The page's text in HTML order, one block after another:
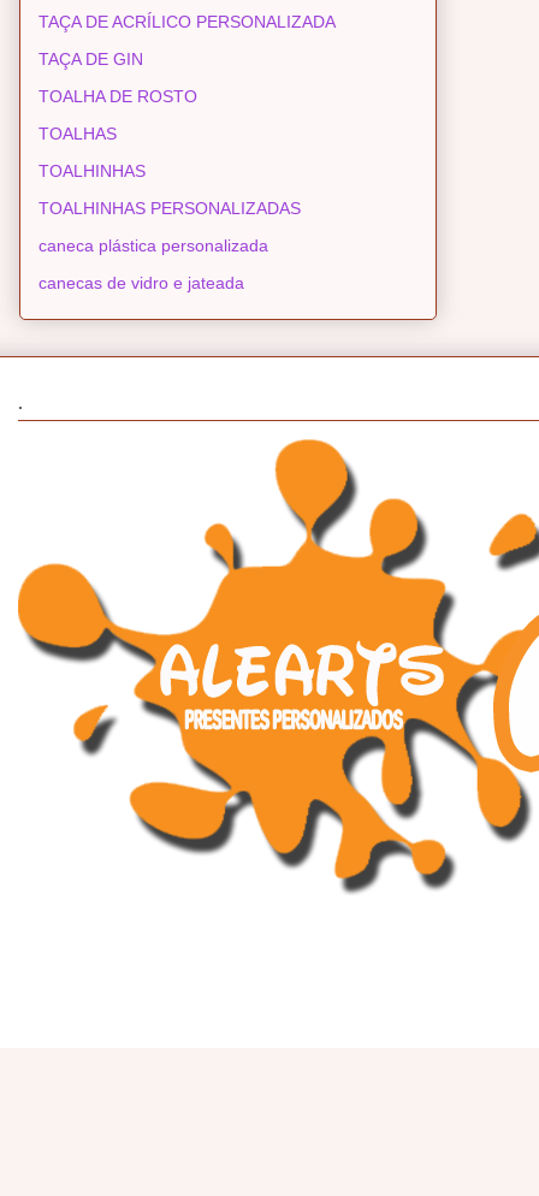
TAÇA DE ACRÍLICO PERSONALIZADA
TAÇA DE GIN
TOALHA DE ROSTO
TOALHAS
TOALHINHAS
TOALHINHAS PERSONALIZADAS
caneca plástica personalizada
canecas de vidro e jateada
.